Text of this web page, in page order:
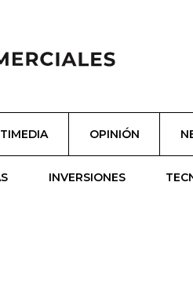
OPINIÓN
INVERSIONES